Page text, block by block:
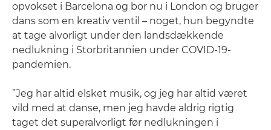
opvokset i Barcelona og bor nu i London og bruger
dans som en kreativ ventil – noget, hun begyndte
at tage alvorligt under den landsdækkende
nedlukning i Storbritannien under COVID-19-
pandemien.
”Jeg har altid elsket musik, og jeg har altid været
vild med at danse, men jeg havde aldrig rigtig
taget det superalvorligt før nedlukningen i